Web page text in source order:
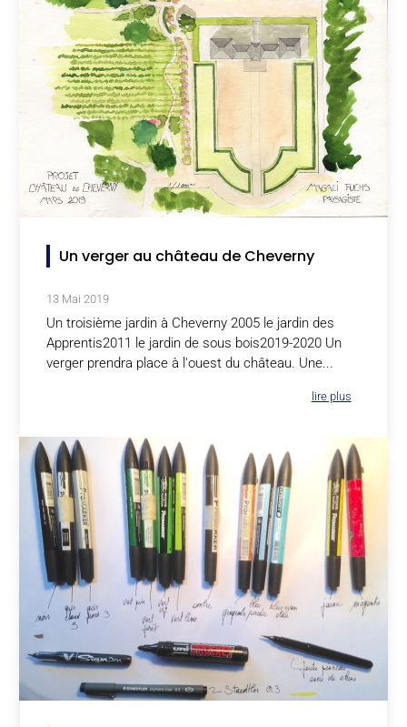
Un verger au château de Cheverny
13 Mai 2019
Un troisième jardin à Cheverny 2005 le jardin des
Apprentis2011 le jardin de sous bois2019-2020 Un
verger prendra place à l'ouest du château. Une...
lire plus